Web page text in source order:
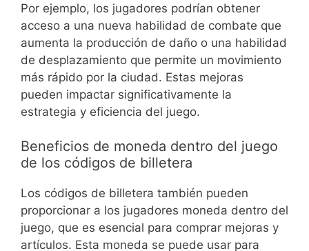
Por ejemplo, los jugadores podrían obtener
acceso a una nueva habilidad de combate que
aumenta la producción de daño o una habilidad
de desplazamiento que permite un movimiento
más rápido por la ciudad. Estas mejoras
pueden impactar significativamente la
estrategia y eficiencia del juego.
Beneficios de moneda dentro del juego
de los códigos de billetera
Los códigos de billetera también pueden
proporcionar a los jugadores moneda dentro del
juego, que es esencial para comprar mejoras y
artículos. Esta moneda se puede usar para